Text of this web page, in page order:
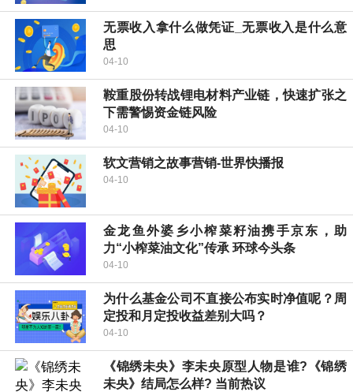
无票收入拿什么做凭证_无票收入是什么意
思
04-10
鞍重股份转战锂电材料产业链，快速扩张之
下需警惕资金链风险
04-10
软文营销之故事营销-世界快播报
04-10
金龙鱼外婆乡小榨菜籽油携手京东，助
力“小榨菜油文化”传承 环球今头条
04-10
为什么基金公司不直接公布实时净值呢？周
定投和月定投收益差别大吗？
04-10
《锦绣未央》李未央原型人物是谁?《锦绣
未央》结局怎么样? 当前热议